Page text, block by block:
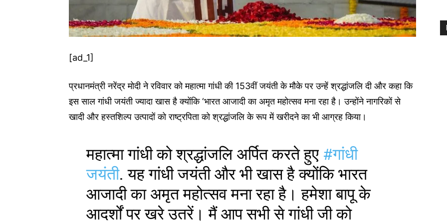
[ad_1]
प्रधानमंत्री नरेंद्र मोदी ने रविवार को महात्मा गांधी की 153वीं जयंती के मौके पर उन्हें श्रद्धांजलि दी और कहा कि
इस साल गांधी जयंती ज्यादा खास है क्योंकि ‘भारत आजादी का अमृत महोत्सव मना रहा है। उन्होंने नागरिकों से
खादी और हस्तशिल्प उत्पादों को राष्ट्रपिता को श्रद्धांजलि के रूप में खरीदने का भी आग्रह किया।
महात्मा गांधी को श्रद्धांजलि अर्पित करते हुए #गांधी
जयंती. यह गांधी जयंती और भी खास है क्योंकि भारत
आजादी का अमृत महोत्सव मना रहा है। हमेशा बापू के
आदर्शों पर खरे उतरें। मैं आप सभी से गांधी जी को